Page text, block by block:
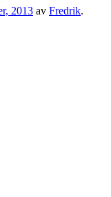
2013 av Fredrik.